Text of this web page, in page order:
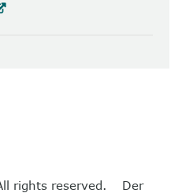
rights reserved. Der